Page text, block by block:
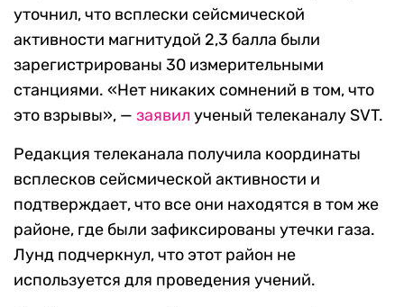
уточнил, что всплески сейсмической
активности магнитудой 2,3 балла были
зарегистрированы 30 измерительными
станциями. «Нет никаких сомнений в том, что
это взрывы», — заявил ученый телеканалу SVT.
Редакция телеканала получила координаты
всплесков сейсмической активности и
подтверждает, что все они находятся в том же
районе, где были зафиксированы утечки газа.
Лунд подчеркнул, что этот район не
используется для проведения учений.